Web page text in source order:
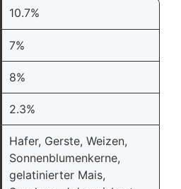
10.7%
7%
8%
2.3%
Hafer, Gerste, Weizen,
Sonnenblumenkerne,
gelatinierter Mais,